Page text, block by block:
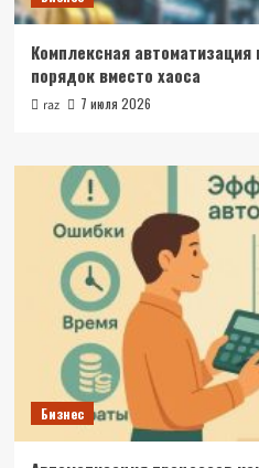
Комплексная автоматизация
порядок вместо хаоса
raz 7 июля 2026
Бизнес